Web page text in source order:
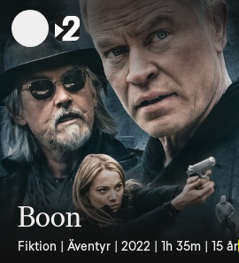
Boon
Fiktion | Äventyr | 2022 | 1h 35m | 15 år